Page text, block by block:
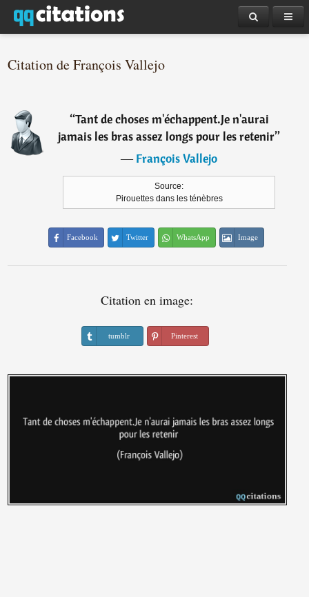
Citation de François Vallejo
“Tant de choses m'échappent.Je n'aurai
jamais les bras assez longs pour les retenir”
―François Vallejo
Source:
Pirouettes dans les ténèbres
Facebook Twitter WhatsApp Image
Citation en image:
tumblr Pinterest